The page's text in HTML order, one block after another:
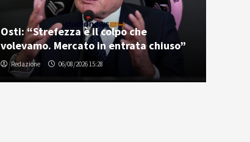
Osti: “Strefezza è il colpo che
volevamo. Mercato in entrata chiuso”
Redazione 06/08/2026 15:28